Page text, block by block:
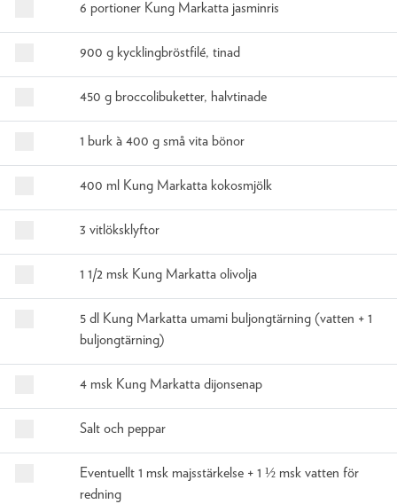
6 portioner Kung Markatta jasminris
900 g kycklingbröstfilé, tinad
450 g broccolibuketter, halvtinade
1 burk à 400 g små vita bönor
400 ml Kung Markatta kokosmjölk
3 vitlöksklyftor
1 1/2 msk Kung Markatta olivolja
5 dl Kung Markatta umami buljongtärning (vatten + 1
buljongtärning)
4 msk Kung Markatta dijonsenap
Salt och peppar
Eventuellt 1 msk majsstärkelse + 1 ½ msk vatten för
redning